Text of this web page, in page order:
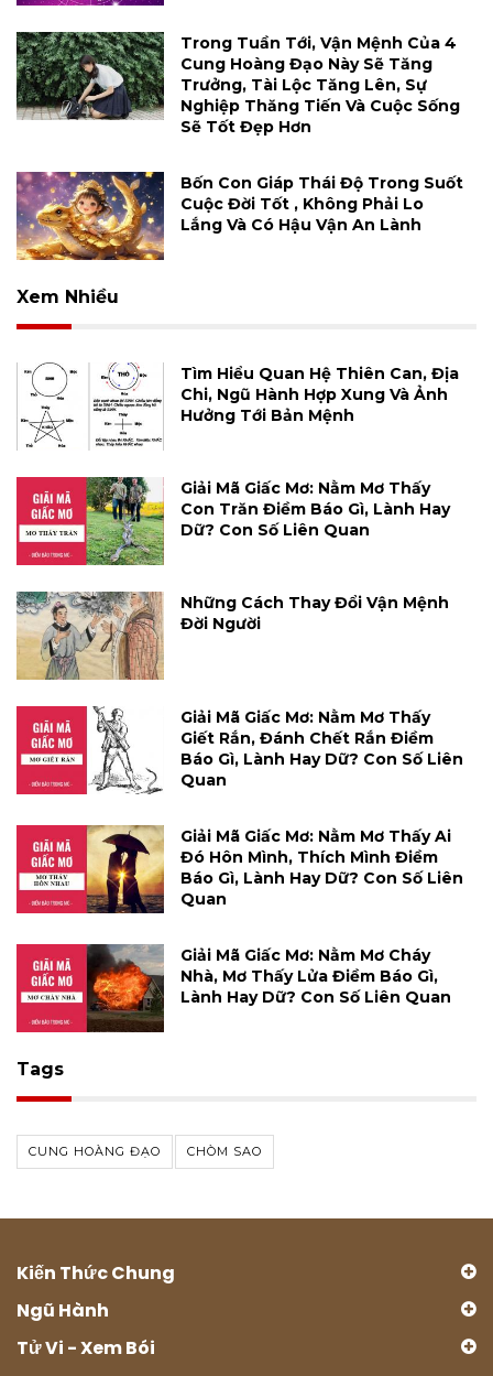
Trong Tuần Tới, Vận Mệnh Của 4
Cung Hoàng Đạo Này Sẽ Tăng
Trưởng, Tài Lộc Tăng Lên, Sự
Nghiệp Thăng Tiến Và Cuộc Sống
Sẽ Tốt Đẹp Hơn
Bốn Con Giáp Thái Độ Trong Suốt
Cuộc Đời Tốt , Không Phải Lo
Lắng Và Có Hậu Vận An Lành
Xem Nhiều
Tìm Hiểu Quan Hệ Thiên Can, Địa
Chi, Ngũ Hành Hợp Xung Và Ảnh
Hưởng Tới Bản Mệnh
Giải Mã Giấc Mơ: Nằm Mơ Thấy
Con Trăn Điềm Báo Gì, Lành Hay
Dữ? Con Số Liên Quan
Những Cách Thay Đổi Vận Mệnh
Đời Người
Giải Mã Giấc Mơ: Nằm Mơ Thấy
Giết Rắn, Đánh Chết Rắn Điềm
Báo Gì, Lành Hay Dữ? Con Số Liên
Quan
Giải Mã Giấc Mơ: Nằm Mơ Thấy Ai
Đó Hôn Mình, Thích Mình Điềm
Báo Gì, Lành Hay Dữ? Con Số Liên
Quan
Giải Mã Giấc Mơ: Nằm Mơ Cháy
Nhà, Mơ Thấy Lửa Điềm Báo Gì,
Lành Hay Dữ? Con Số Liên Quan
Tags
CUNG HOÀNG ĐẠO CHÒM SAO
Kiến Thức Chung
Ngũ Hành
Tử Vi - Xem Bói